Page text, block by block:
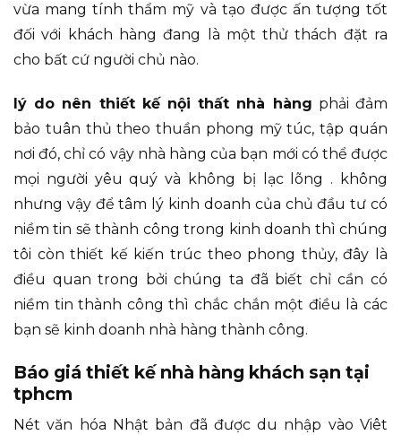
vừa mang tính thẩm mỹ và tạo được ấn tượng tốt
đối với khách hàng đang là một thử thách đặt ra
cho bất cứ người chủ nào.
lý do nên thiết kế nội thất nhà hàng phải đảm
bảo tuân thủ theo thuần phong mỹ túc, tập quán
nơi đó, chỉ có vậy nhà hàng của bạn mới có thể được
mọi người yêu quý và không bị lạc lõng . không
nhưng vậy để tâm lý kinh doanh của chủ đầu tư có
niềm tin sẽ thành công trong kinh doanh thì chúng
tôi còn thiết kế kiến trúc theo phong thủy, đây là
điều quan trong bởi chúng ta đã biết chỉ cần có
niềm tin thành công thì chắc chắn một điều là các
bạn sẽ kinh doanh nhà hàng thành công.
Báo giá thiết kế nhà hàng khách sạn tại
tphcm
Nét văn hóa Nhật bản đã được du nhập vào Viêt